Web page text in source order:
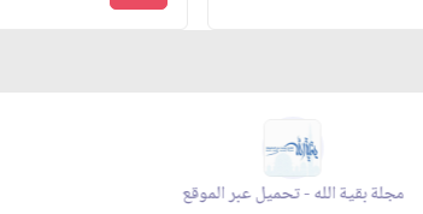
زاد شهر رمضان - تحميل عبر الموقع